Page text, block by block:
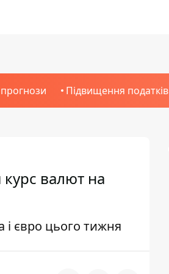
Підвищення податків
валют на
і євро цього тижня